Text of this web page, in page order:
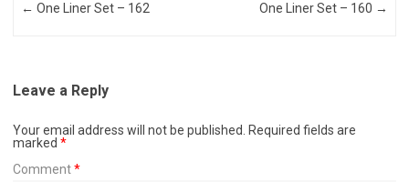
Post navigation
← One Liner Set – 162 One Liner Set – 160 →
Leave a Reply
Your email address will not be published.
Required fields are
marked *
Comment*